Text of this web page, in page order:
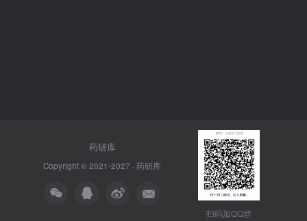
药研库
Copyright © 2021-2027 · 药研库
扫码加QQ群